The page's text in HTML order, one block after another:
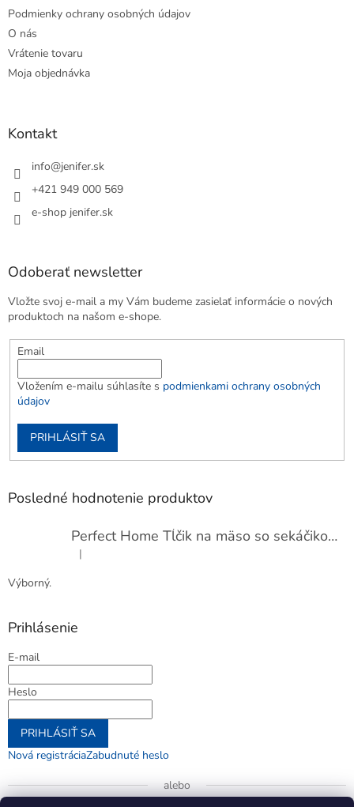
Podmienky ochrany osobných údajov
O nás
Vrátenie tovaru
Moja objednávka
Kontakt
info@jenifer.sk
+421 949 000 569
e-shop jenifer.sk
Odoberať newsletter
Vložte svoj e-mail a my Vám budeme zasielať informácie o nových
produktoch na našom e-shope.
Email
Vložením e-mailu súhlasíte s podmienkami ochrany osobných
údajov
PRIHLÁSIŤ SA
Posledné hodnotenie produktov
Perfect Home Tĺčik na mäso so sekáčikom, 56893
Hodnotenie produktu je 5 z 5 hviezdičiek.
|
Výborný.
Prihlásenie
E-mail
Heslo
PRIHLÁSIŤ SA
Nová registráciaZabudnuté heslo
alebo